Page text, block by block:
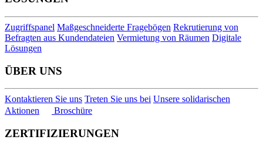
Zugriffspanel Maßgeschneiderte Fragebögen Rekrutierung von
Befragten aus Kundendateien Vermietung von Räumen Digitale
Lösungen
ÜBER UNS
Kontaktieren Sie uns Treten Sie uns bei Unsere solidarischen
Aktionen
Broschüre
ZERTIFIZIERUNGEN